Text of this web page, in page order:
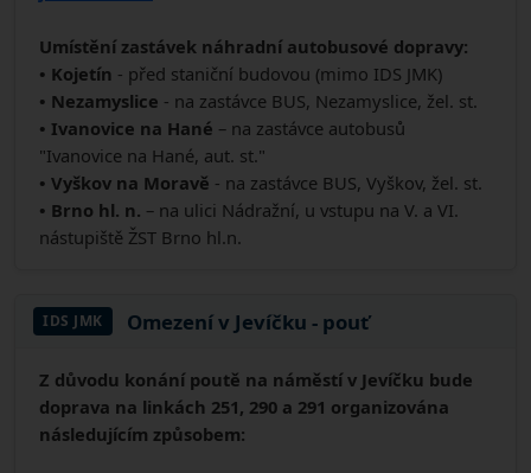
Umístění zastávek náhradní autobusové dopravy:
• Kojetín - před staniční budovou (mimo IDS JMK)
• Nezamyslice - na zastávce BUS, Nezamyslice, žel. st.
• Ivanovice na Hané – na zastávce autobusů
"Ivanovice na Hané, aut. st."
• Vyškov na Moravě - na zastávce BUS, Vyškov, žel. st.
• Brno hl. n. – na ulici Nádražní, u vstupu na V. a VI.
nástupiště ŽST Brno hl.n.
IDS JMK Omezení v Jevíčku - pouť
Z důvodu konání poutě na náměstí v Jevíčku bude
doprava na linkách 251, 290 a 291 organizována
následujícím způsobem: